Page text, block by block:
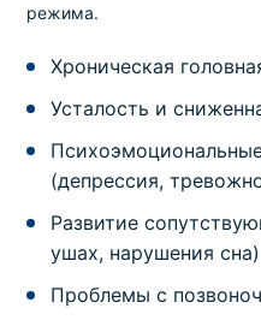
режима.
Хроническая
Усталость и
(депрессия,
Развитие
ушах, нарушения сна)
Проблемы с